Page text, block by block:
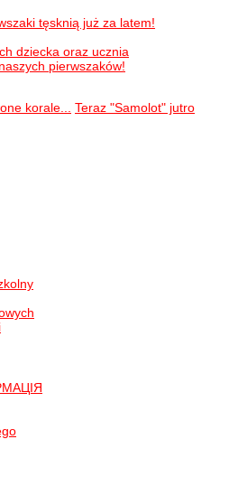
tęsknią już za latem!
dziecka oraz ucznia
pierwszaków!
korale... Teraz "Samolot" jutro